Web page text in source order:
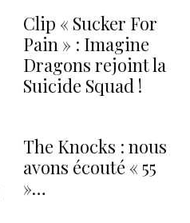
Clip « Sucker For
Pain » : Imagine
Dragons rejoint la
Suicide Squad !
The Knocks : nous
avons écouté « 55
»…